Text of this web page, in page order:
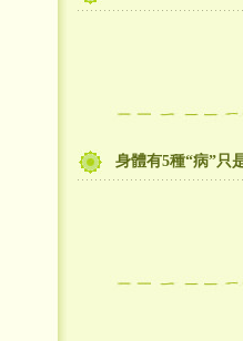
身體有5種“病”只